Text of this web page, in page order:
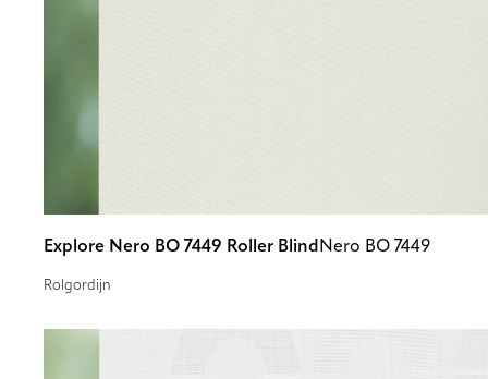
Explore Nero BO 7449 Roller Blind Nero BO 7449
Rolgordijn